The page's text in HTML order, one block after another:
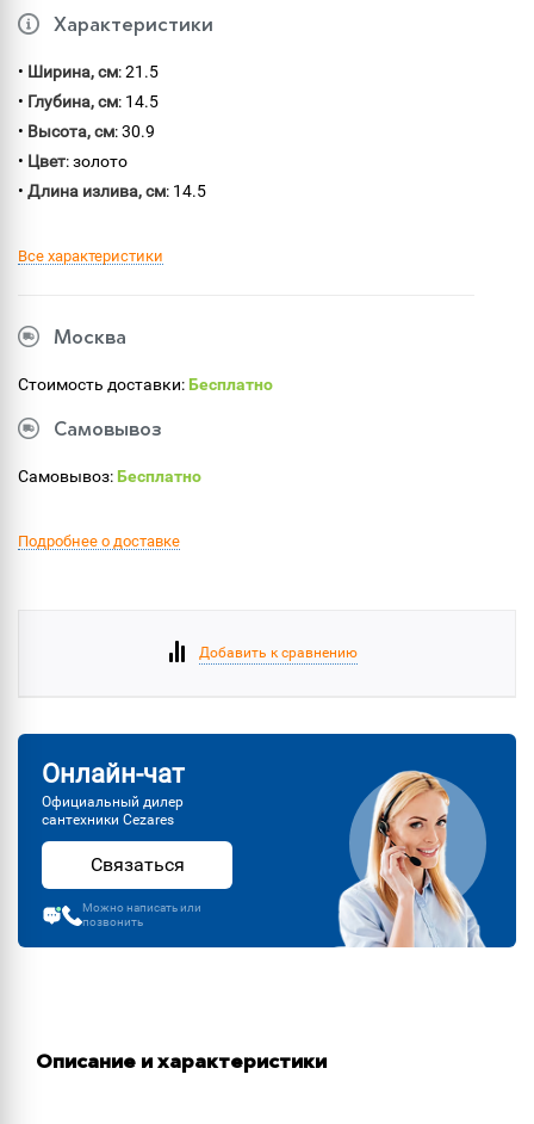
Характеристики
• Ширина, см: 21.5
• Глубина, см: 14.5
• Высота, см: 30.9
• Цвет: золото
• Длина излива, см: 14.5
Все характеристики
Москва
Стоимость доставки:Бесплатно
Самовывоз
Самовывоз:Бесплатно
Подробнее о доставке
Добавить к сравнению
Онлайн-чат
Официальный дилер
сантехники Cezares
Связаться
Можно написать или
позвонить
Описание и характеристики